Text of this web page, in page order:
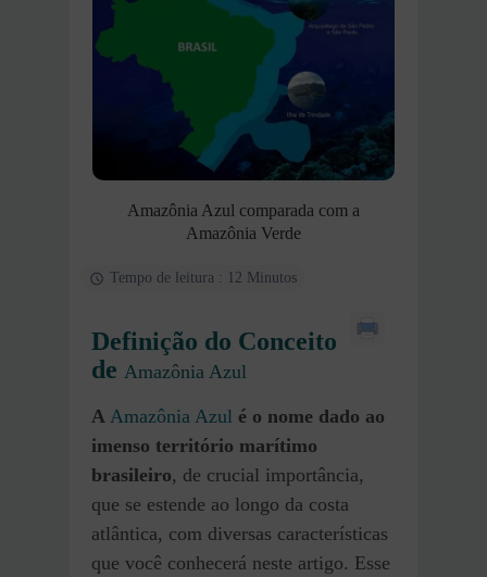
Amazônia Azul comparada com a
Amazônia Verde
Tempo de leitura : 12 Minutos
Definição do Conceito
de Amazônia Azul
A Amazônia Azul é o nome dado ao
imenso território marítimo
brasileiro, de crucial importância,
que se estende ao longo da costa
atlântica, com diversas características
que você conhecerá neste artigo. Esse